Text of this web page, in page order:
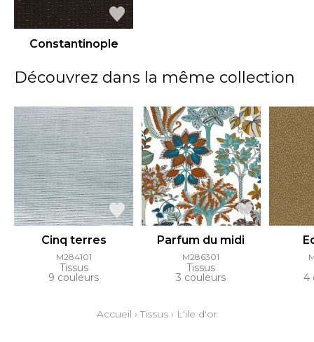
Constantinople
Découvrez dans la même collection
Cinq terres
M284101
Tissus
9 couleurs
Parfum du midi
M286301
Tissus
3 couleurs 4
Accueil ›Tissus › L'ile d'or